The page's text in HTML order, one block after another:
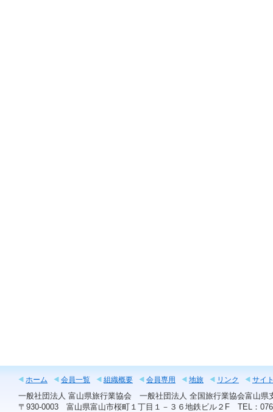
ホーム 会員一覧 組織概要 会員専用 地旅 リンク サイ
一般社団法人 富山県旅行業協会 一般社団法人 全国旅行業協会富山
〒930-0003 富山県富山市桜町１丁目１－３６地鉄ビル２F TEL：